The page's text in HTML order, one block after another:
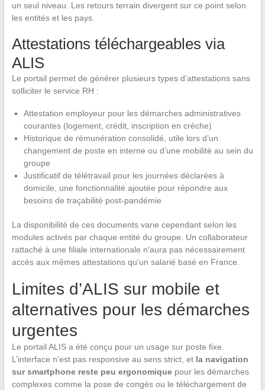
un seul niveau. Les retours terrain divergent sur ce point selon
les entités et les pays.
Attestations téléchargeables via
ALIS
Le portail permet de générer plusieurs types d’attestations sans
solliciter le service RH :
Attestation employeur pour les démarches administratives
courantes (logement, crédit, inscription en crèche)
Historique de rémunération consolidé, utile lors d’un
changement de poste en interne ou d’une mobilité au sein du
groupe
Justificatif de télétravail pour les journées déclarées à
domicile, une fonctionnalité ajoutée pour répondre aux
besoins de traçabilité post-pandémie
La disponibilité de ces documents varie cependant selon les
modules activés par chaque entité du groupe. Un collaborateur
rattaché à une filiale internationale n’aura pas nécessairement
accès aux mêmes attestations qu’un salarié basé en France.
Limites d’ALIS sur mobile et
alternatives pour les démarches
urgentes
Le portail ALIS a été conçu pour un usage sur poste fixe.
L’interface n’est pas responsive au sens strict, et la navigation
sur smartphone reste peu ergonomiquepour les démarches
complexes comme la pose de congés ou le téléchargement de